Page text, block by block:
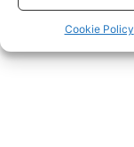
Cookie Policy